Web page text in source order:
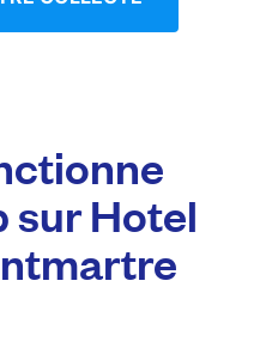
sur Hotel